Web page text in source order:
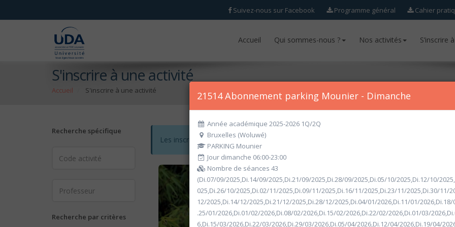
Suivez-nous sur Facebook Programme général Cahier
Accueil Qui sommes-nous ? Nos activités S’inscrire
Accueil Qui sommes-nous ? Nos activités S’inscrire
S'inscrire à une activité
Accueil S'inscrire à une activité
Recherche spécifique
Recherche par critères
Les inscriptions pour l'année académique 2026-2027 seront ouvertes
21514 Abonnement parking Mounier - Dimanche
Année académique 2025-2026 1Q/2Q
Bruxelles (Woluwé)
PARKING Mounier
Jour dimanche 06:00-23:00
Nombre de séances 43
(Di.07/09/2025,Di.14/09/2025,Di.21/09/2025,Di.28/09/2025,Di.05/10/2025,Di.12/10/
025,Di.26/10/2025,Di.02/11/2025,Di.09/11/2025,Di.16/11/2025,Di.23/11/2025,Di.30/11/
12/2025,Di.14/12/2025,Di.21/12/2025,Di.28/12/2025,Di.04/01/2026,Di.11/01/2026,Di.18/
.25/01/2026,Di.01/02/2026,Di.08/02/2026,Di.15/02/2026,Di.22/02/2026,Di.01/03/
6,Di.15/03/2026,Di.22/03/2026,Di.29/03/2026,Di.05/04/2026,Di.12/04/2026,Di.19/04/